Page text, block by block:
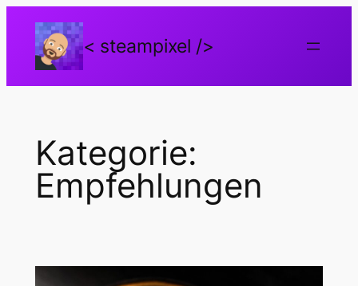
Inhalt
springen
< steampixel />
Kategorie:
Empfehlungen